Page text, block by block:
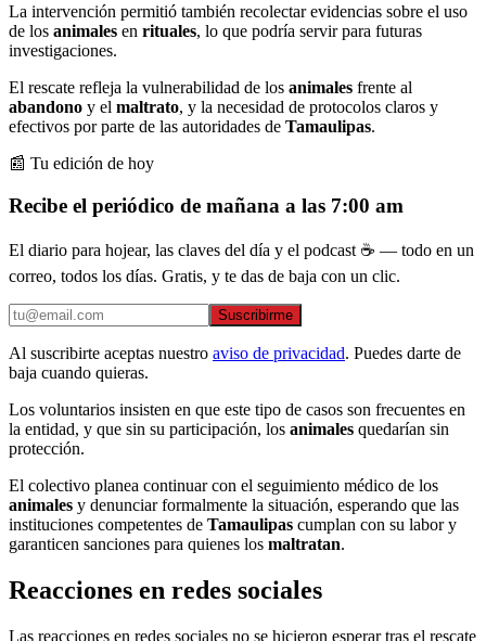
La intervención permitió también recolectar evidencias sobre el uso
de los animales en rituales, lo que podría servir para futuras
investigaciones.
El rescate refleja la vulnerabilidad de los animales frente al
abandono y el maltrato, y la necesidad de protocolos claros y
efectivos por parte de las autoridades de Tamaulipas.
📰 Tu edición de hoy
Recibe el periódico de mañana a las 7:00 am
El diario para hojear, las claves del día y el podcast ☕ — todo en un
correo, todos los días. Gratis, y te das de baja con un clic.
Suscribirme
Al suscribirte aceptas nuestro aviso de privacidad. Puedes darte de
baja cuando quieras.
Los voluntarios insisten en que este tipo de casos son frecuentes en
la entidad, y que sin su participación, los animales quedarían sin
protección.
El colectivo planea continuar con el seguimiento médico de los
animales y denunciar formalmente la situación, esperando que las
instituciones competentes de Tamaulipas cumplan con su labor y
garanticen sanciones para quienes los maltratan.
Reacciones en redes sociales
Las reacciones en redes sociales no se hicieron esperar tras el rescate